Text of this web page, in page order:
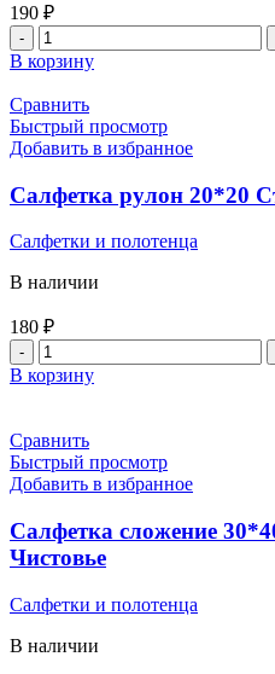
190 ₽
Количество
товара
рулон
20*20
Соты
шт.
BP
В корзину
Сравнить
Быстрый просмотр
Добавить в избранное
Салфетка рулон 20*20
Салфетки и полотенца
В наличии
180 ₽
Количество
товара
20*20
Стандарт
100
ВР
В корзину
Сравнить
Быстрый просмотр
Добавить в избранное
Салфетка сложение
Чистовье
Салфетки и полотенца
В наличии